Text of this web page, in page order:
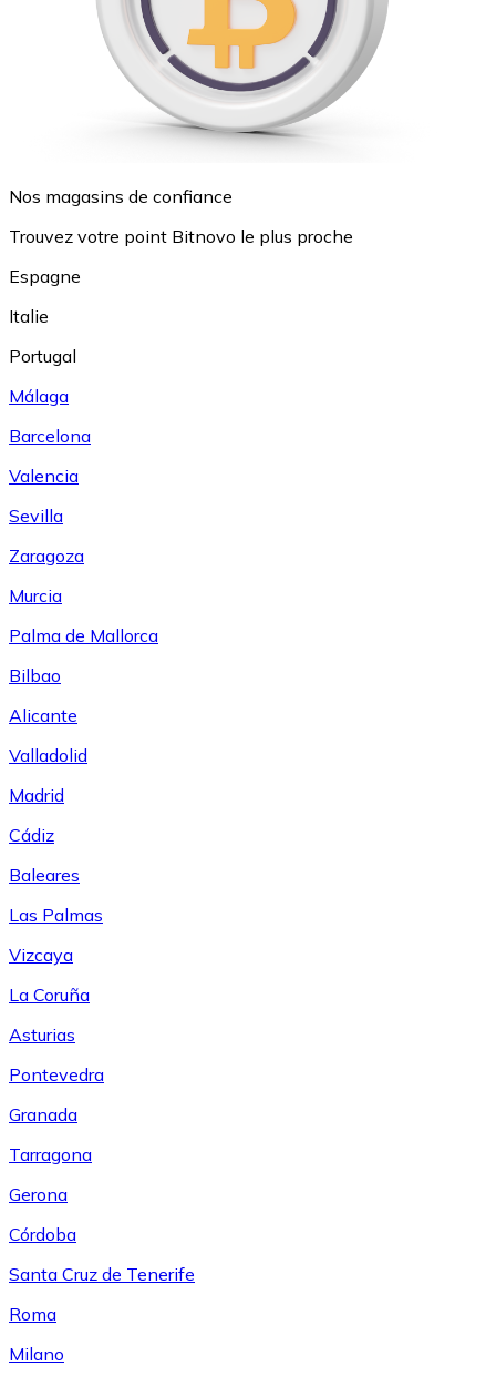
Nos magasins de confiance
Trouvez votre point Bitnovo le plus proche
Espagne
Italie
Portugal
Málaga
Barcelona
Valencia
Sevilla
Zaragoza
Murcia
Palma de Mallorca
Bilbao
Alicante
Valladolid
Madrid
Cádiz
Baleares
Las Palmas
Vizcaya
La Coruña
Asturias
Pontevedra
Granada
Tarragona
Gerona
Córdoba
Santa Cruz de Tenerife
Roma
Milano